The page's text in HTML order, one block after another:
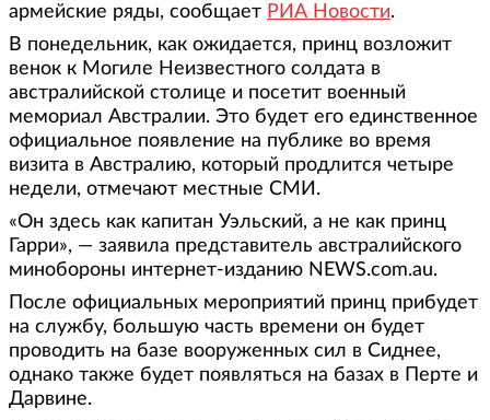
армейские ряды, сообщает РИА Новости.
В понедельник, как ожидается, принц возложит
венок к Могиле Неизвестного солдата в
австралийской столице и посетит военный
мемориал Австралии. Это будет его единственное
официальное появление на публике во время
визита в Австралию, который продлится четыре
недели, отмечают местные СМИ.
«Он здесь как капитан Уэльский, а не как принц
Гарри», — заявила представитель австралийского
минобороны интернет-изданию NEWS.com.au.
После официальных мероприятий принц прибудет
на службу, большую часть времени он будет
проводить на базе вооруженных сил в Сиднее,
однако также будет появляться на базах в Перте и
Дарвине.